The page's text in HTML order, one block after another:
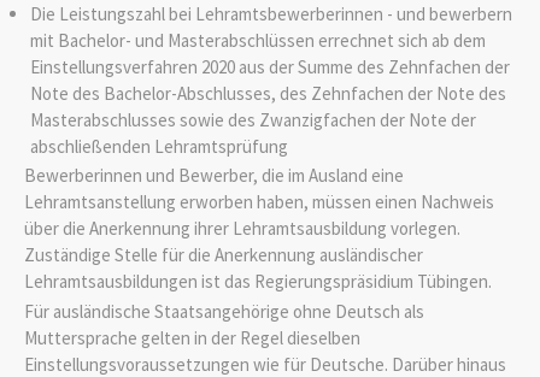
Die Leistungszahl bei Lehramtsbewerberinnen - und bewerbern
mit Bachelor- und Masterabschlüssen errechnet sich ab dem
Einstellungsverfahren 2020 aus der Summe des Zehnfachen der
Note des Bachelor-Abschlusses, des Zehnfachen der Note des
Masterabschlusses sowie des Zwanzigfachen der Note der
abschließenden Lehramtsprüfung
Bewerberinnen und Bewerber, die im Ausland eine
Lehramtsanstellung erworben haben, müssen einen Nachweis
über die Anerkennung ihrer Lehramtsausbildung vorlegen.
Zuständige Stelle für die Anerkennung ausländischer
Lehramtsausbildungen ist das Regierungspräsidium Tübingen.
Für ausländische Staatsangehörige ohne Deutsch als
Muttersprache gelten in der Regel dieselben
Einstellungsvoraussetzungen wie für Deutsche. Darüber hinaus